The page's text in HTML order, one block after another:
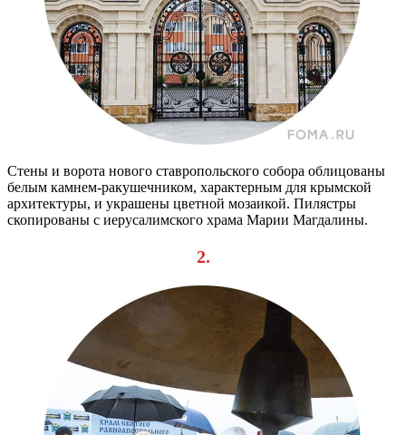
Стены и ворота нового ставропольского собора облицованы
белым камнем-ракушечником, характерным для крымской
архитектуры, и украшены цветной мозаикой. Пилястры
скопированы с иерусалимского храма Марии Магдалины.
2.